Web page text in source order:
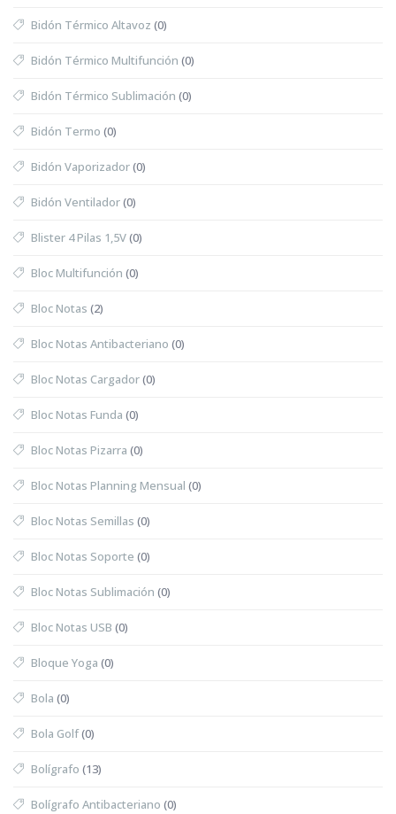
Bidón Térmico Altavoz (0)
Bidón Térmico Multifunción (0)
Bidón Térmico Sublimación (0)
Bidón Termo (0)
Bidón Vaporizador(0)
Bidón Ventilador(0)
Blister 4 Pilas 1,5V(0)
Bloc Multifunción (0)
Bloc Notas (2)
Bloc Notas Antibacteriano (0)
Bloc Notas Cargador(0)
Bloc Notas Funda (0)
Bloc Notas Pizarra (0)
Bloc Notas Planning Mensual (0)
Bloc Notas Semillas (0)
Bloc Notas Soporte (0)
Bloc Notas Sublimación (0)
Bloc Notas USB (0)
Bloque Yoga (0)
Bola (0)
Bola Golf(0)
Bolígrafo (13)
Bolígrafo Antibacteriano (0)